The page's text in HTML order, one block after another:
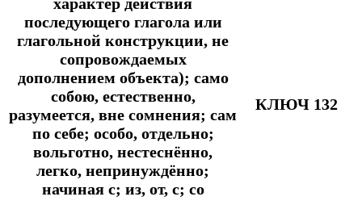
последующего глагола или
глагольной конструкции, не
сопровождаемых
дополнением объекта); само
собою, естественно,
разумеется, вне сомнения; сам
по себе; особо, отдельно;
вольготно, нестеснённо,
легко, непринуждённо;
начиная с; из, от, с; со
КЛЮЧ 132